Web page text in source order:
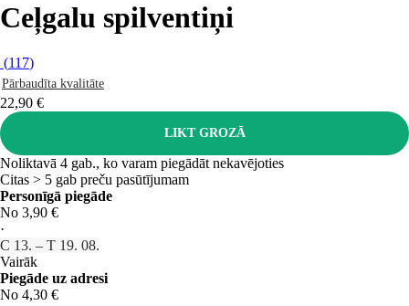
Ceļgalu spilventiņi
(117)
Pārbaudīta kvalitāte
22,90 €
LIKT GROZĀ
Noliktavā 4 gab., ko varam piegādāt nekavējoties
Citas > 5 gab preču pasūtījumam
Personīgā piegāde
No 3,90 €
·
C 13. – T 19. 08.
Vairāk
Piegāde uz adresi
No 4,30 €